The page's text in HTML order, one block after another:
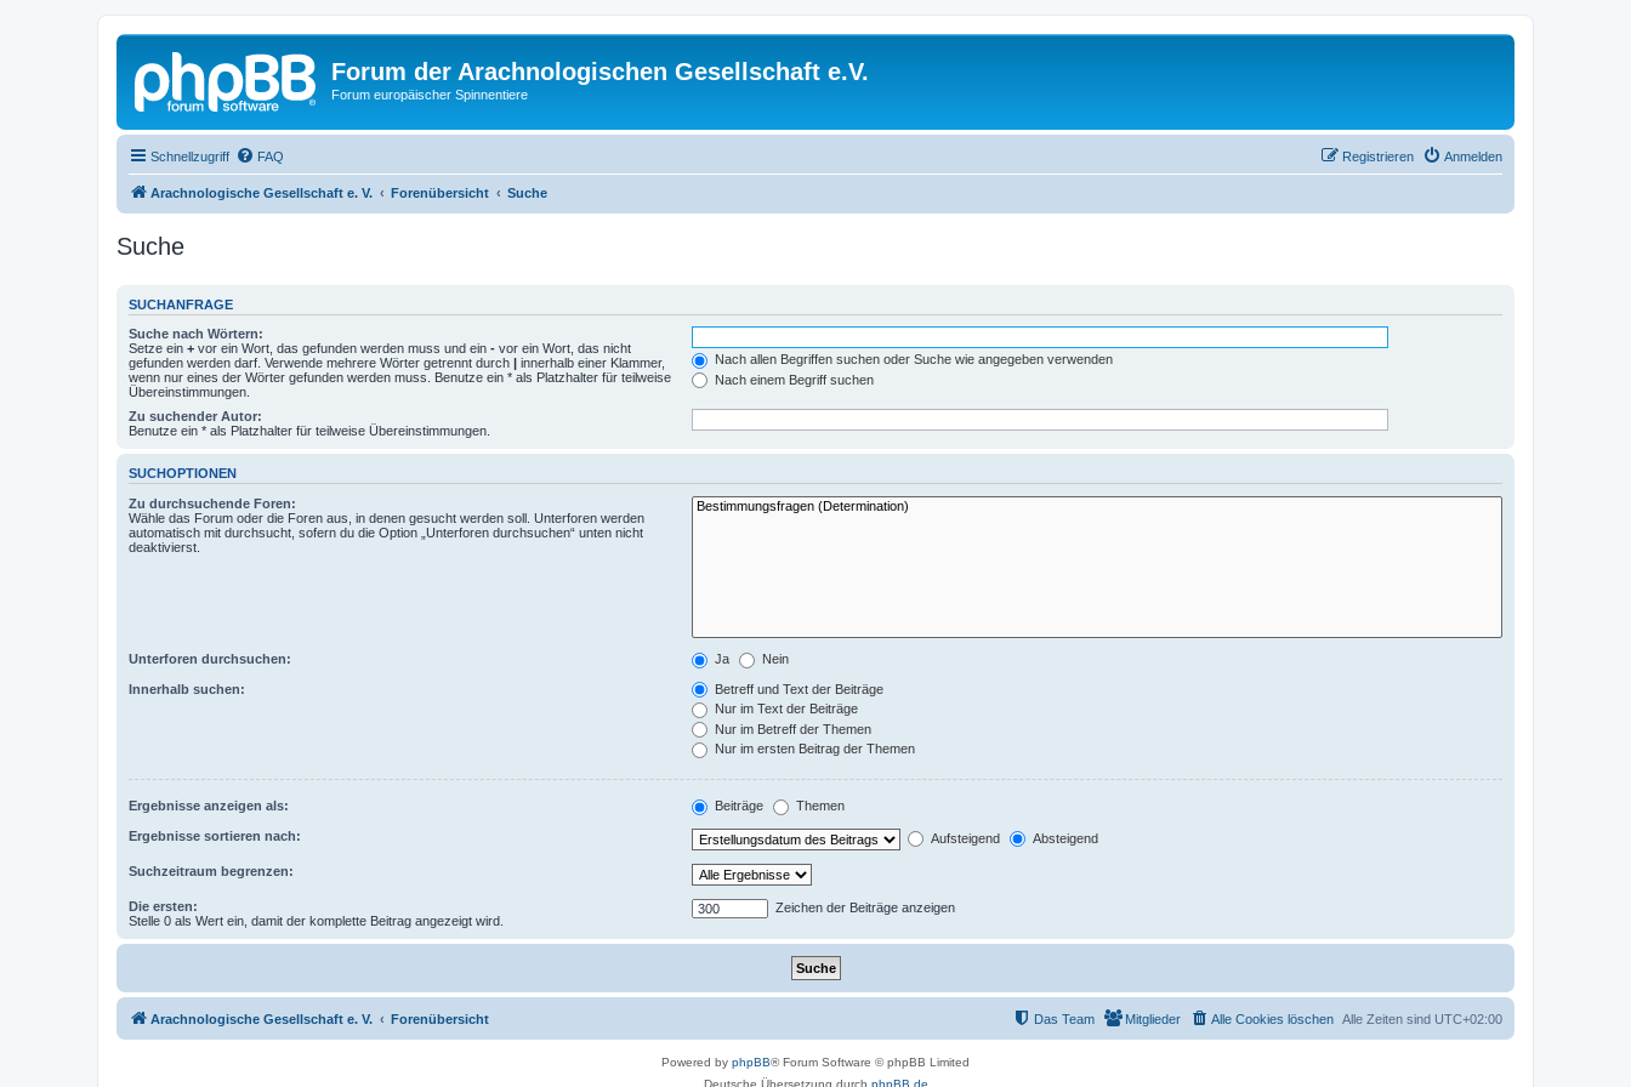
Forum der Arachnologischen Gesellschaft e.V.
Forum europäischer Spinnentiere
Schnellzugriff FAQ Anmelden
Registrieren
Arachnologische Gesellschaft e. V. Forenübersicht Suche
Suche
SUCHANFRAGE
Suche nach Wörtern:
Setze ein + vor ein Wort, das gefunden werden muss und ein - vor ein Wort, das nicht
gefunden werden darf. Verwende mehrere Wörter getrennt durch | innerhalb einer Klammer,
wenn nur eines der Wörter gefunden werden muss. Benutze ein * als Platzhalter für teilweise
Übereinstimmungen.
Nach allen Begriffen suchen oder Suche wie angegeben verwenden
Nach einem Begriff suchen
Zu suchender Autor:
Benutze ein * als Platzhalter für teilweise Übereinstimmungen.
SUCHOPTIONEN
Zu durchsuchende Foren:
Wähle das Forum oder die Foren aus, in denen gesucht werden soll. Unterforen werden
automatisch mit durchsucht, sofern du die Option „Unterforen durchsuchen“ unten nicht
deaktivierst.
Unterforen durchsuchen: Ja Nein
Innerhalb suchen:
Betreff und Text der Beiträge
Nur im Text der Beiträge
Nur im Betreff der Themen
Nur im ersten Beitrag der Themen
Ergebnisse anzeigen als: Beiträge Themen
Ergebnisse sortieren nach: Aufsteigend Absteigend
Suchzeitraum begrenzen:
Die ersten:
Stelle 0 als Wert ein, damit der komplette Beitrag angezeigt wird.
Zeichen der Beiträge anzeigen
Arachnologische Gesellschaft e. V. Forenübersicht Alle Zeiten sind UTC+02:00
Alle Cookies löschen
Mitglieder
Das Team
Powered by phpBB® Forum Software © phpBB Limited
Deutsche Übersetzung durch phpBB.de